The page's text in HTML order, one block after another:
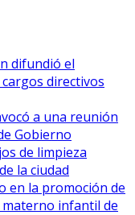
difundió el
directivos
a una reunión
Gobierno
de limpieza
la ciudad
en la promoción de
infantil de